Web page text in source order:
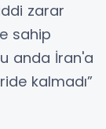
zarar
sahip
anda İran'a
kalmadı”